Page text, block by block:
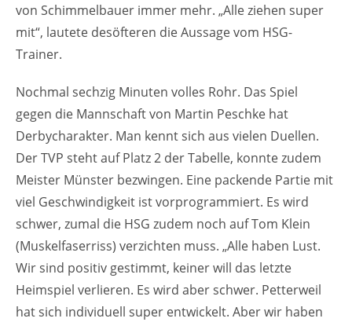
von Schimmelbauer immer mehr. „Alle ziehen super
mit“, lautete desöfteren die Aussage vom HSG-
Trainer.
Nochmal sechzig Minuten volles Rohr. Das Spiel
gegen die Mannschaft von Martin Peschke hat
Derbycharakter. Man kennt sich aus vielen Duellen.
Der TVP steht auf Platz 2 der Tabelle, konnte zudem
Meister Münster bezwingen. Eine packende Partie mit
viel Geschwindigkeit ist vorprogrammiert. Es wird
schwer, zumal die HSG zudem noch auf Tom Klein
(Muskelfaserriss) verzichten muss. „Alle haben Lust.
Wir sind positiv gestimmt, keiner will das letzte
Heimspiel verlieren. Es wird aber schwer. Petterweil
hat sich individuell super entwickelt. Aber wir haben